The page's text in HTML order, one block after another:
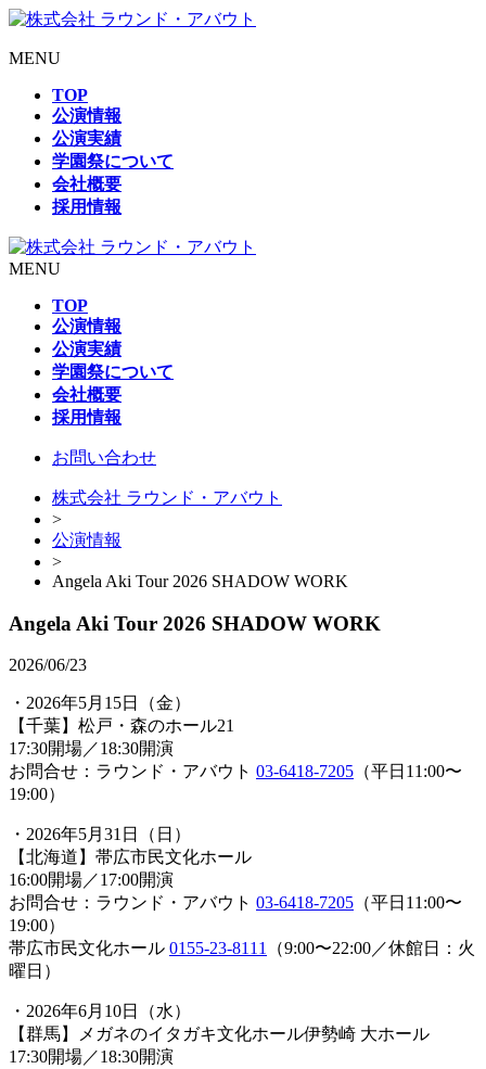
MENU
TOP
公演情報
公演実績
学園祭について
会社概要
採用情報
MENU
TOP
公演情報
公演実績
学園祭について
会社概要
採用情報
お問い合わせ
株式会社 ラウンド・アバウト
>
公演情報
>
Angela Aki Tour 2026 SHADOW WORK
Angela Aki Tour 2026 SHADOW WORK
2026/06/23
・2026年5月15日（金）
【千葉】松戸・森のホール21
17:30開場／18:30開演
お問合せ：ラウンド・アバウト 03-6418-7205 （平日11:00〜
19:00）
・2026年5月31日（日）
【北海道】帯広市民文化ホール
16:00開場／17:00開演
お問合せ：ラウンド・アバウト 03-6418-7205 （平日11:00〜
19:00）
帯広市民文化ホール 0155-23-8111 （9:00〜22:00／休館日：火
曜日）
・2026年6月10日（水）
【群馬】メガネのイタガキ文化ホール伊勢崎 大ホール
17:30開場／18:30開演